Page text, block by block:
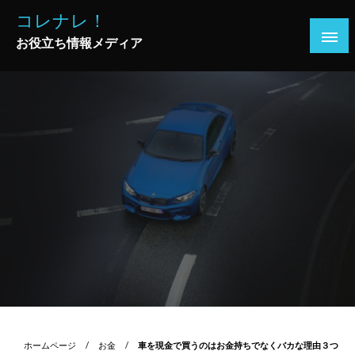
コレナレ！
お役立ち情報メディア
ホームページ お金 車を現金で買うのはお金持ちでなくバカな理由３つ